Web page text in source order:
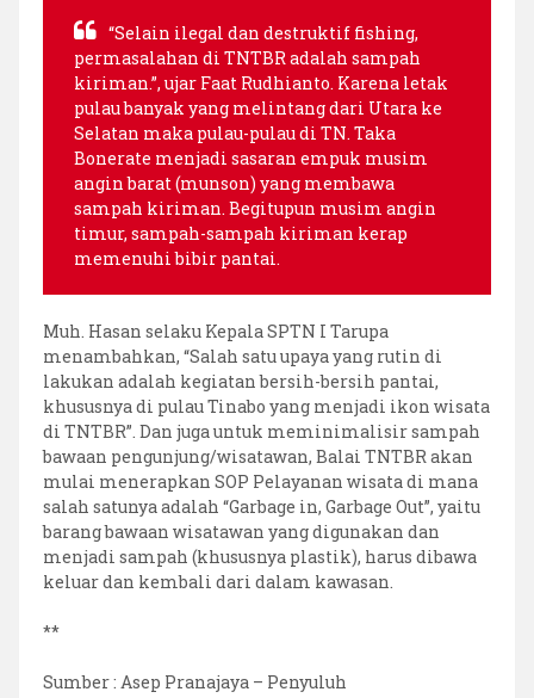
“Selain ilegal dan destruktif fishing,
permasalahan di TNTBR adalah sampah
kiriman.”, ujar Faat Rudhianto. Karena letak
pulau banyak yang melintang dari Utara ke
Selatan maka pulau-pulau di TN. Taka
Bonerate menjadi sasaran empuk musim
angin barat (munson) yang membawa
sampah kiriman. Begitupun musim angin
timur, sampah-sampah kiriman kerap
memenuhi bibir pantai.
Muh. Hasan selaku Kepala SPTN I Tarupa
menambahkan, “Salah satu upaya yang rutin di
lakukan adalah kegiatan bersih-bersih pantai,
khususnya di pulau Tinabo yang menjadi ikon wisata
di TNTBR”. Dan juga untuk meminimalisir sampah
bawaan pengunjung/wisatawan, Balai TNTBR akan
mulai menerapkan SOP Pelayanan wisata di mana
salah satunya adalah “Garbage in, Garbage Out”, yaitu
barang bawaan wisatawan yang digunakan dan
menjadi sampah (khususnya plastik), harus dibawa
keluar dan kembali dari dalam kawasan.
**
Sumber : Asep Pranajaya – Penyuluh